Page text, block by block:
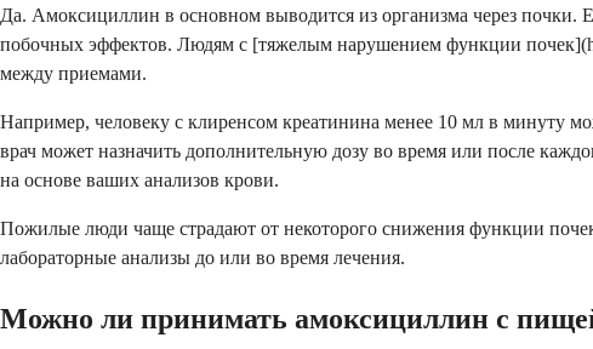
Да. Амоксициллин в основном выводится из организма через почки.
побочных эффектов. Людям с [тяжелым нарушением функции
между приемами.
Например, человеку с клиренсом креатинина менее 10 мл в минуту
врач может назначить дополнительную дозу во время или после
на основе ваших анализов крови.
Пожилые люди чаще страдают от некоторого снижения функции
лабораторные анализы до или во время лечения.
Можно ли принимать амоксициллин с